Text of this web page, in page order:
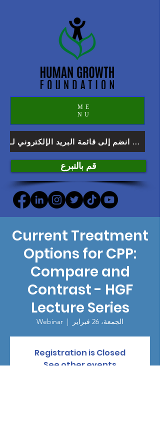
ME
NU
انضم إلى قائمة البريد الإلكتروني لـ HGF
قم بالتبرع
Current Treatment
Options for CPP:
Compare and
Contrast - HGF
Lecture Series
الجمعة، 26 فبراير
  |
Webinar
Registration is Closed
See other events